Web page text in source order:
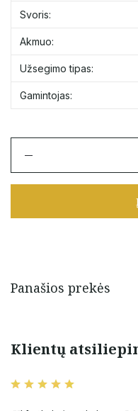
Svoris:
Akmuo:
Užsegimo tipas:
Gamintojas:
Auksiniai
cirkoniais
Panašios prekės
Klientų